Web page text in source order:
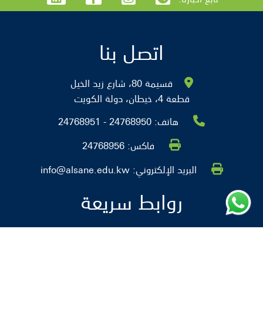
اتصل بنا
قسيمة 80، شارع زيد الخيل
قطعة 4، خيطان، دولة الكويت
هاتف: 24768950 - 24768951
فاكس: 24768956
البريد الإلكتروني:info@alsane.edu.kw
روابط سريعة
من نحن